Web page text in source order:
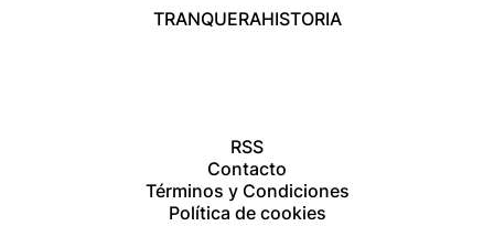
TRANQUERAHISTORIA
RSS
Contacto
Términos y Condiciones
Política de cookies